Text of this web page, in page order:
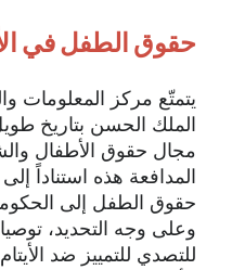
حقوق الطفل في
يتمتّع مركز المعلومات
الملك الحسن بتاريخ
مجال حقوق الأطفال
المدافعة هذه استناداً
وعلى وجه التحديد،
للتصدي للتمييز ضد